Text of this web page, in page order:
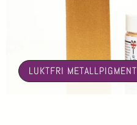
LUKTFRI METALLPIGMENT